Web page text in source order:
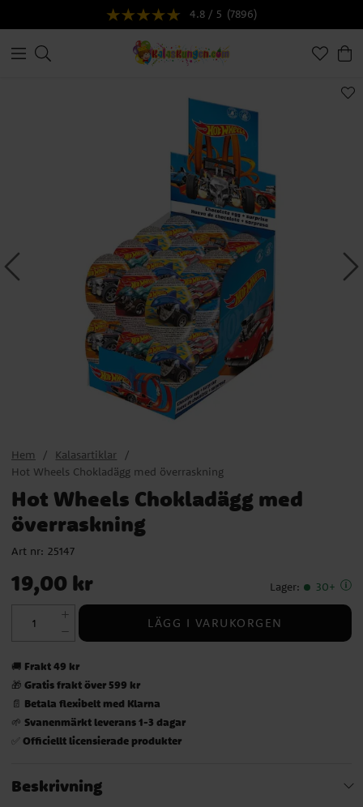
4.8 / 5 (7896)
Hem
Kalasartiklar
Hot Wheels Chokladägg med överraskning
Hot Wheels Chokladägg med
överraskning
Art nr: 25147
Pris: 19,00 kr
19,00 kr Lager: 30+
LÄGG I VARUKORGEN
🚚 Frakt 49 kr
🎁 Gratis frakt över 599 kr
📄 Betala flexibelt med Klarna
🌱 Svanenmärkt leverans 1-3 dagar
✅ Officiellt licensierade produkter
Beskrivning